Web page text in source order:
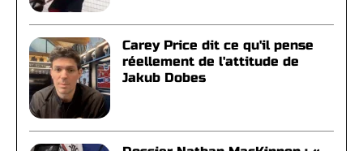
Carey Price dit ce qu'il pense
réellement de l'attitude de
Jakub Dobes